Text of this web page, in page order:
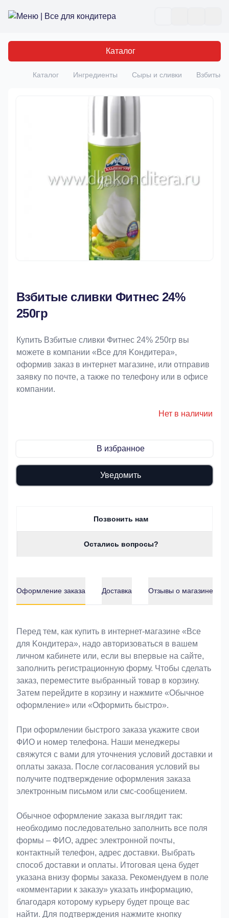
Все для кондитера
Каталог
Главная
Каталог Ингредиенты Сыры и сливки Взбитые
Взбитые сливки Фитнес 24%
250гр
Купить Взбитые сливки Фитнес 24% 250гр вы
можете в компании «Bce для Koндитeрa»,
оформив заказ в интернет магазине, или отправив
заявку по почте, а также по телефону или в офисе
компании.
Нет в наличии
В избранное
Уведомить
Позвонить нам
Остались вопросы?
Оформление заказа Доставка Отзывы о магазине
Оформление заказа
Перед тем, как купить в интернет-магазине «Bce
для Koндитeрa», надо авторизоваться в вашем
личном кабинете или, если вы впервые на сайте,
заполнить регистрационную форму. Чтобы сделать
заказ, переместите выбранный товар в корзину.
Затем перейдите в корзину и нажмите «Обычное
оформление» или «Оформить быстро».
При оформлении быстрого заказа укажите свои
ФИО и номер телефона. Наши менеджеры
свяжутся с вами для уточнения условий доставки и
оплаты заказа. После согласования условий вы
получите подтверждение оформления заказа
электронным письмом или смс-сообщением.
Обычное оформление заказа выглядит так:
необходимо последовательно заполнить все поля
формы – ФИО, адрес электронной почты,
контактный телефон, адрес доставки. Выбрать
способ доставки и оплаты. Итоговая цена будет
указана внизу формы заказа. Рекомендуем в поле
«комментарии к заказу» указать информацию,
благодаря которому курьеру будет проще вас
найти. Для подтверждения нажмите кнопку